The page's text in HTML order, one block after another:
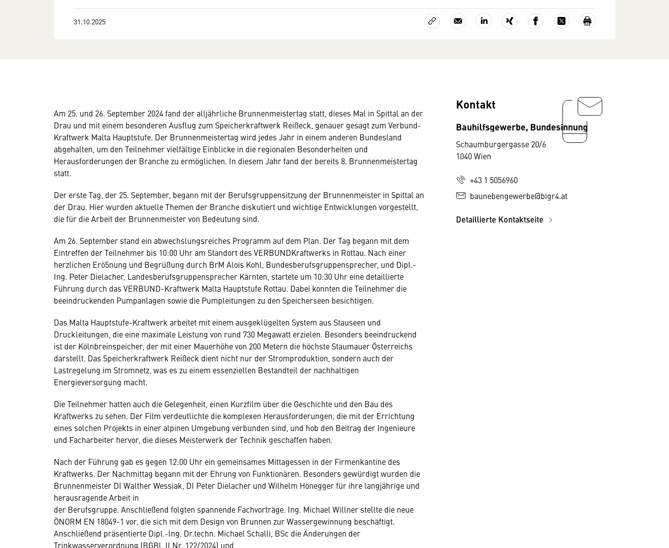
31.10.2025
Am 25. und 26. September 2024 fand der alljährliche Brunnenmeistertag statt, dieses Mal in Spittal an der
Drau und mit einem besonderen Ausflug zum Speicherkraftwerk Reißeck, genauer gesagt zum Verbund-
Kraftwerk Malta Hauptstufe. Der Brunnenmeistertag wird jedes Jahr in einem anderen Bundesland
abgehalten, um den Teilnehmer vielfältige Einblicke in die regionalen Besonderheiten und
Herausforderungen der Branche zu ermöglichen. In diesem Jahr fand der bereits 8. Brunnenmeistertag
statt.
Der erste Tag, der 25. September, begann mit der Berufsgruppensitzung der Brunnenmeister in Spittal an
der Drau. Hier wurden aktuelle Themen der Branche diskutiert und wichtige Entwicklungen vorgestellt,
die für die Arbeit der Brunnenmeister von Bedeutung sind.
Am 26. September stand ein abwechslungsreiches Programm auf dem Plan. Der Tag begann mit dem
Eintreffen der Teilnehmer bis 10:00 Uhr am Standort des VERBUNDKraftwerks in Rottau. Nach einer
herzlichen Erö5nung und Begrüßung durch BrM Alois Kohl, Bundesberufsgruppensprecher, und Dipl.-
Ing. Peter Dielacher, Landesberufsgruppensprecher Kärnten, startete um 10:30 Uhr eine detaillierte
Führung durch das VERBUND-Kraftwerk Malta Hauptstufe Rottau. Dabei konnten die Teilnehmer die
beeindruckenden Pumpanlagen sowie die Pumpleitungen zu den Speicherseen besichtigen.
Das Malta Hauptstufe-Kraftwerk arbeitet mit einem ausgeklügelten System aus Stauseen und
Druckleitungen, die eine maximale Leistung von rund 730 Megawatt erzielen. Besonders beeindruckend
ist der Kölnbreinspeicher, der mit einer Mauerhöhe von 200 Metern die höchste Staumauer Österreichs
darstellt. Das Speicherkraftwerk Reißeck dient nicht nur der Stromproduktion, sondern auch der
Lastregelung im Stromnetz, was es zu einem essenziellen Bestandteil der nachhaltigen
Energieversorgung macht.
Die Teilnehmer hatten auch die Gelegenheit, einen Kurzfilm über die Geschichte und den Bau des
Kraftwerks zu sehen. Der Film verdeutlichte die komplexen Herausforderungen, die mit der Errichtung
eines solchen Projekts in einer alpinen Umgebung verbunden sind, und hob den Beitrag der Ingenieure
und Facharbeiter hervor, die dieses Meisterwerk der Technik geschaffen haben.
Nach der Führung gab es gegen 12:00 Uhr ein gemeinsames Mittagessen in der Firmenkantine des
Kraftwerks. Der Nachmittag begann mit der Ehrung von Funktionären. Besonders gewürdigt wurden die
Brunnenmeister DI Walther Wessiak, DI Peter Dielacher und Wilhelm Hönegger für ihre langjährige und
herausragende Arbeit in
der Berufsgruppe. Anschließend folgten spannende Fachvorträge. Ing. Michael Willner stellte die neue
ÖNORM EN 18049-1 vor, die sich mit dem Design von Brunnen zur Wassergewinnung beschäftigt.
Anschließend präsentierte Dipl.-Ing. Dr.techn. Michael Schalli, BSc die Änderungen der
Trinkwasserverordnung (BGBl. II Nr. 122/2024) und
Kontakt
Bauhilfsgewerbe, Bundesinnung
Schaumburgergasse 20/6
1040 Wien
+43 1 5056960
baunebengewerbe@bigr4.at
Detaillierte Kontaktseite